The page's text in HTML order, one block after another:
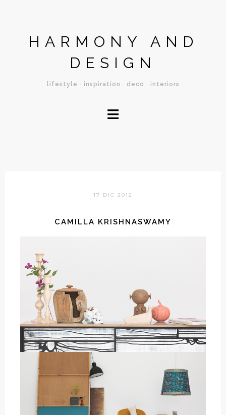
HARMONY AND
DESIGN
lifestyle · inspiration · deco · interiors
≡
17 DIC 2012
CAMILLA KRISHNASWAMY